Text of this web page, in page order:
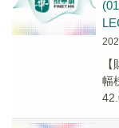
幅